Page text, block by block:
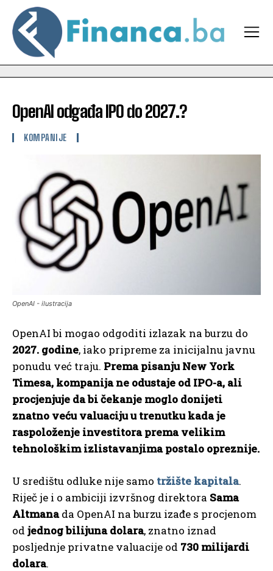
OpenAI odgađa IPO do 2027.?
KOMPANIJE
OpenAI - ilustracija
OpenAI bi mogao odgoditi izlazak na burzu do
2027. godine, iako pripreme za inicijalnu javnu
ponudu već traju. Prema pisanju New York
Timesa, kompanija ne odustaje od IPO-a, ali
procjenjuje da bi čekanje moglo donijeti
znatno veću valuaciju u trenutku kada je
raspoloženje investitora prema velikim
tehnološkim izlistavanjima postalo opreznije.
U središtu odluke nije samo tržište kapitala.
Riječ je i o ambiciji izvršnog direktora Sama
Altmanada OpenAI na burzu izađe s procjenom
od jednog bilijuna dolara, znatno iznad
posljednje privatne valuacije od 730 milijardi
dolara.